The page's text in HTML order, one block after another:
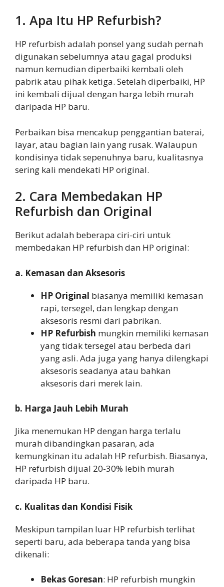
1. Apa Itu HP Refurbish?
HP refurbish adalah ponsel yang sudah pernah
digunakan sebelumnya atau gagal produksi
namun kemudian diperbaiki kembali oleh
pabrik atau pihak ketiga. Setelah diperbaiki, HP
ini kembali dijual dengan harga lebih murah
daripada HP baru.
Perbaikan bisa mencakup penggantian baterai,
layar, atau bagian lain yang rusak. Walaupun
kondisinya tidak sepenuhnya baru, kualitasnya
sering kali mendekati HP original.
2. Cara Membedakan HP
Refurbish dan Original
Berikut adalah beberapa ciri-ciri untuk
membedakan HP refurbish dan HP original:
a. Kemasan dan Aksesoris
HP Original biasanya memiliki kemasan
rapi, tersegel, dan lengkap dengan
aksesoris resmi dari pabrikan.
HP Refurbish mungkin memiliki kemasan
yang tidak tersegel atau berbeda dari
yang asli. Ada juga yang hanya dilengkapi
aksesoris seadanya atau bahkan
aksesoris dari merek lain.
b. Harga Jauh Lebih Murah
Jika menemukan HP dengan harga terlalu
murah dibandingkan pasaran, ada
kemungkinan itu adalah HP refurbish. Biasanya,
HP refurbish dijual 20-30% lebih murah
daripada HP baru.
c. Kualitas dan Kondisi Fisik
Meskipun tampilan luar HP refurbish terlihat
seperti baru, ada beberapa tanda yang bisa
dikenali:
Bekas Goresan: HP refurbish mungkin